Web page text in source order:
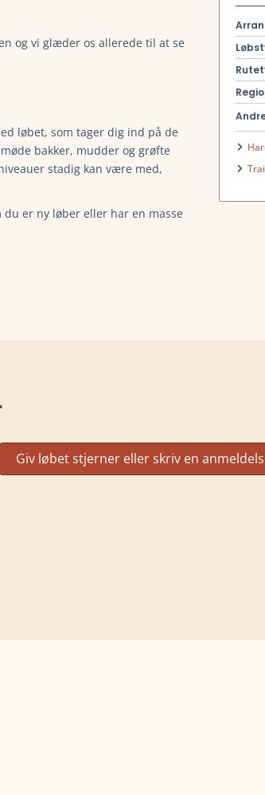
og vi glæder os allerede til at se
løbet, som tager dig ind på de
bakker, mudder og grøfte
stadig kan være med,
er ny løber eller har en masse
Giv løbet stjerner eller skriv en